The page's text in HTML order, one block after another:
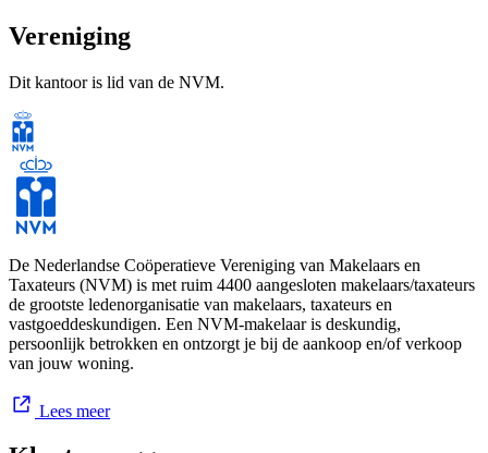
altijd gaan voor het beste resultaat! Geen 9 tot 5 mentaliteit, maar
altijd klaar staan voor de klant. Een huis verkopen is namelijk een
Door ons grote netwerk en de intensieve samenwerking van onze
vier vestigingen zetten jullie de woning niet alleen te koop in jullie
woonplaats, maar bereik je gelijk alle omliggende regio’s.
Verkoop, aankoop & taxatie, wij zijn er voor jou!
Voor meer informatie, neem eens een kijkje op www.heemborgh.nl
of neem contact met ons op voor een vrijblijvend
kennismakingsgesprek.
Vereniging
Dit kantoor is lid van de NVM.
De Nederlandse Coöperatieve Vereniging van Makelaars en
Taxateurs (NVM) is met ruim 4400 aangesloten makelaars/taxateurs
de grootste ledenorganisatie van makelaars, taxateurs en
vastgoeddeskundigen. Een NVM-makelaar is deskundig,
persoonlijk betrokken en ontzorgt je bij de aankoop en/of verkoop
van jouw woning.
Lees meer